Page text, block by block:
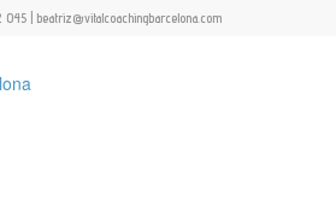
| beatriz@vitalcoachingbarcelona.com